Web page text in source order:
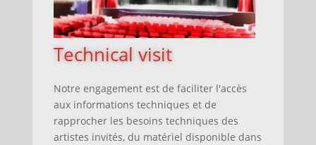
Technical visit
Notre engagement est de faciliter l'accès
aux informations techniques etde
rapprocher les besoins techniques des
artistes invités, du matériel disponible dans